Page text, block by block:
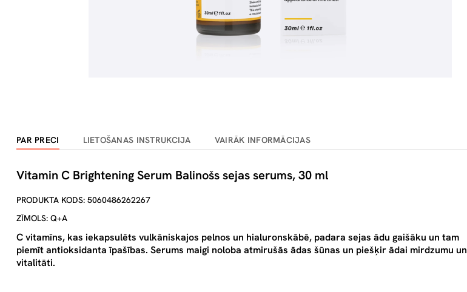
PAR PRECI LIETOŠANAS INSTRUKCIJA VAIRĀK INFORMĀCIJAS
Vitamin C Brightening Serum Balinošs sejas serums, 30 ml
PRODUKTA KODS: 5060486262267
ZĪMOLS: Q+A
C vitamīns, kas iekapsulēts vulkāniskajos pelnos un hialuronskābē, padara sejas ādu gaišāku un tam
piemīt antioksidanta īpašības. Serums maigi noloba atmirušās ādas šūnas un piešķir ādai mirdzumu un
vitalitāti.